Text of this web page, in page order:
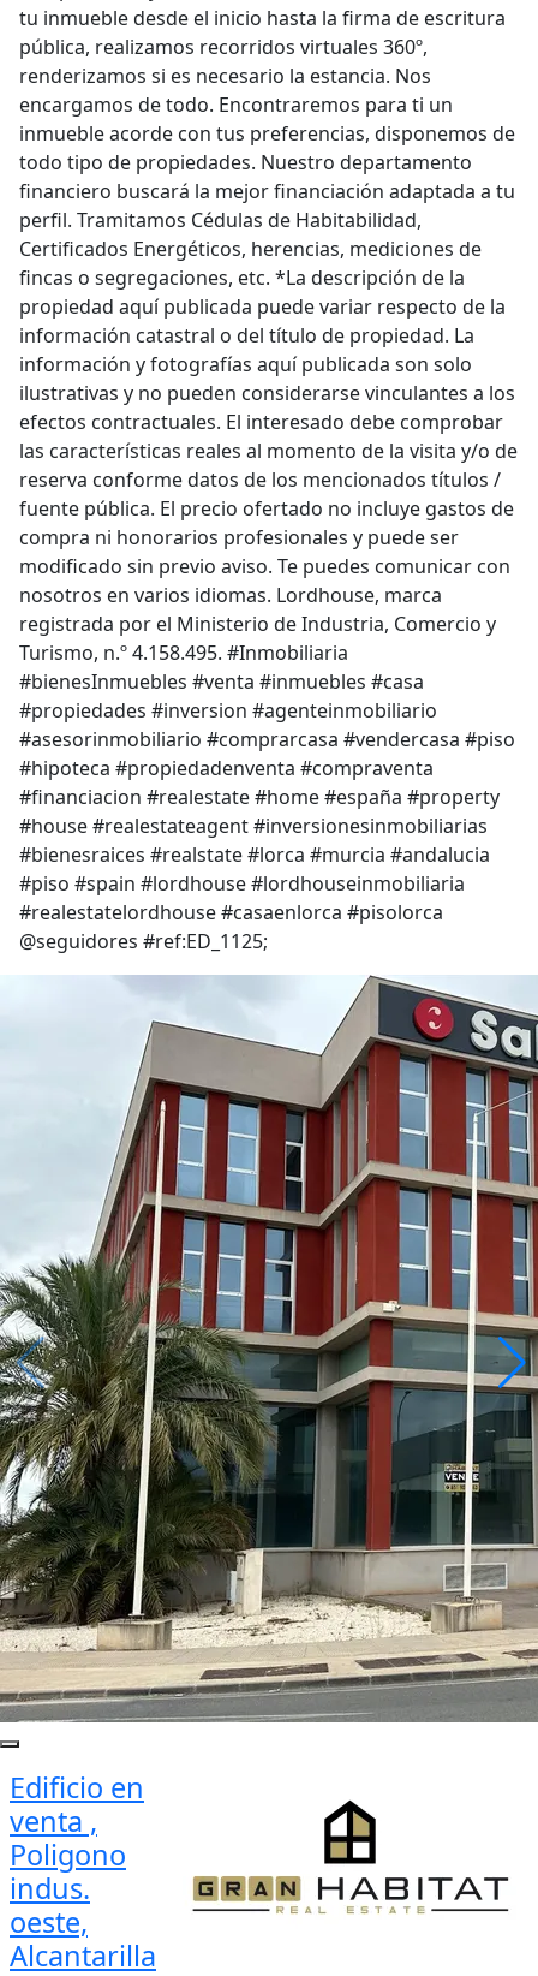
tu inmueble desde el inicio hasta la firma de escritura
pública, realizamos recorridos virtuales 360º,
renderizamos si es necesario la estancia. Nos
encargamos de todo. Encontraremos para ti un
inmueble acorde con tus preferencias, disponemos de
todo tipo de propiedades. Nuestro departamento
financiero buscará la mejor financiación adaptada a tu
perfil. Tramitamos Cédulas de Habitabilidad,
Certificados Energéticos, herencias, mediciones de
fincas o segregaciones, etc. *La descripción de la
propiedad aquí publicada puede variar respecto de la
información catastral o del título de propiedad. La
información y fotografías aquí publicada son solo
ilustrativas y no pueden considerarse vinculantes a los
efectos contractuales. El interesado debe comprobar
las características reales al momento de la visita y/o de
reserva conforme datos de los mencionados títulos /
fuente pública. El precio ofertado no incluye gastos de
compra ni honorarios profesionales y puede ser
modificado sin previo aviso. Te puedes comunicar con
nosotros en varios idiomas. Lordhouse, marca
registrada por el Ministerio de Industria, Comercio y
Turismo, n.º 4.158.495. #Inmobiliaria
#bienesInmuebles #venta #inmuebles #casa
#propiedades #inversion #agenteinmobiliario
#asesorinmobiliario #comprarcasa #vendercasa #piso
#hipoteca #propiedadenventa #compraventa
#financiacion #realestate #home #españa #property
#house #realestateagent #inversionesinmobiliarias
#bienesraices #realstate #lorca #murcia #andalucia
#piso #spain #lordhouse #lordhouseinmobiliaria
#realestatelordhouse #casaenlorca #pisolorca
@seguidores #ref:ED_1125;
Edificio en
venta ,
Poligono
indus.
oeste,
Alcantarilla